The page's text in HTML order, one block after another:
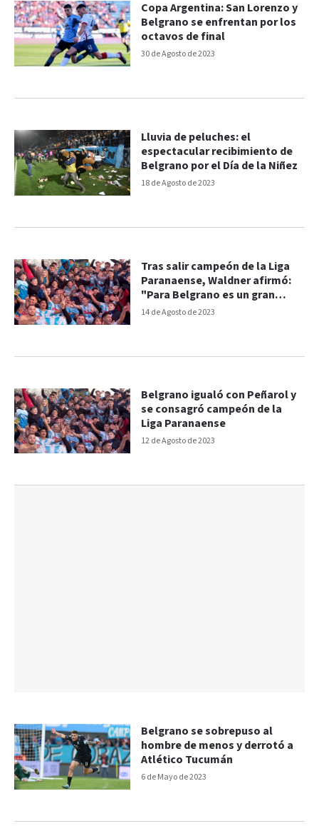
30 de Agosto de 2023
Copa Argentina: San Lorenzo y
Belgrano se enfrentan por los
octavos de final
18 de Agosto de 2023
Lluvia de peluches: el
espectacular recibimiento de
Belgrano por el Día de la Niñez
14 de Agosto de 2023
Tras salir campeón de la Liga
Paranaense, Waldner afirmó:
"Para Belgrano es un gran
título"
12 de Agosto de 2023
Belgrano igualó con Peñarol y
se consagró campeón de la
Liga Paranaense
6 de Mayo de 2023
Belgrano se sobrepuso al
hombre de menos y derrotó a
Atlético Tucumán